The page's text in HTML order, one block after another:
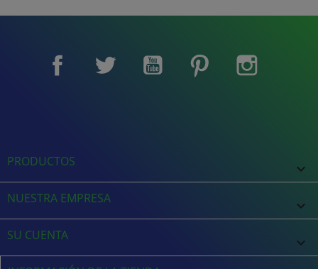
Facebook Twitter YouTube Pinterest
PRODUCTOS 
NUESTRA EMPRESA 
SU CUENTA 